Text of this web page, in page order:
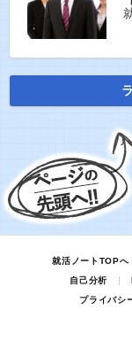
就活ノートTOPへ
自己分析
プライバシ